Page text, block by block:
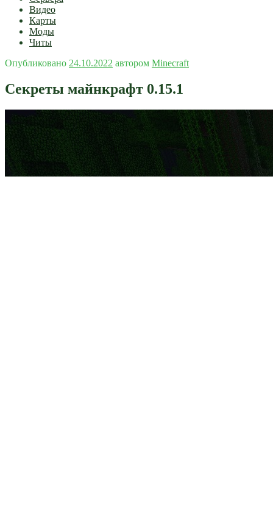
Видео
Карты
Моды
Читы
Опубликовано 24.10.2022 автором Minecraft
Секреты майнкрафт 0.15.1